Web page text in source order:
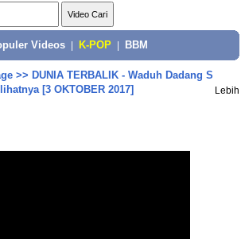
Videos K-POP BBM
>> DUNIA TERBALIK - Waduh Dadang S
[3 OKTOBER 2017]
Lebih